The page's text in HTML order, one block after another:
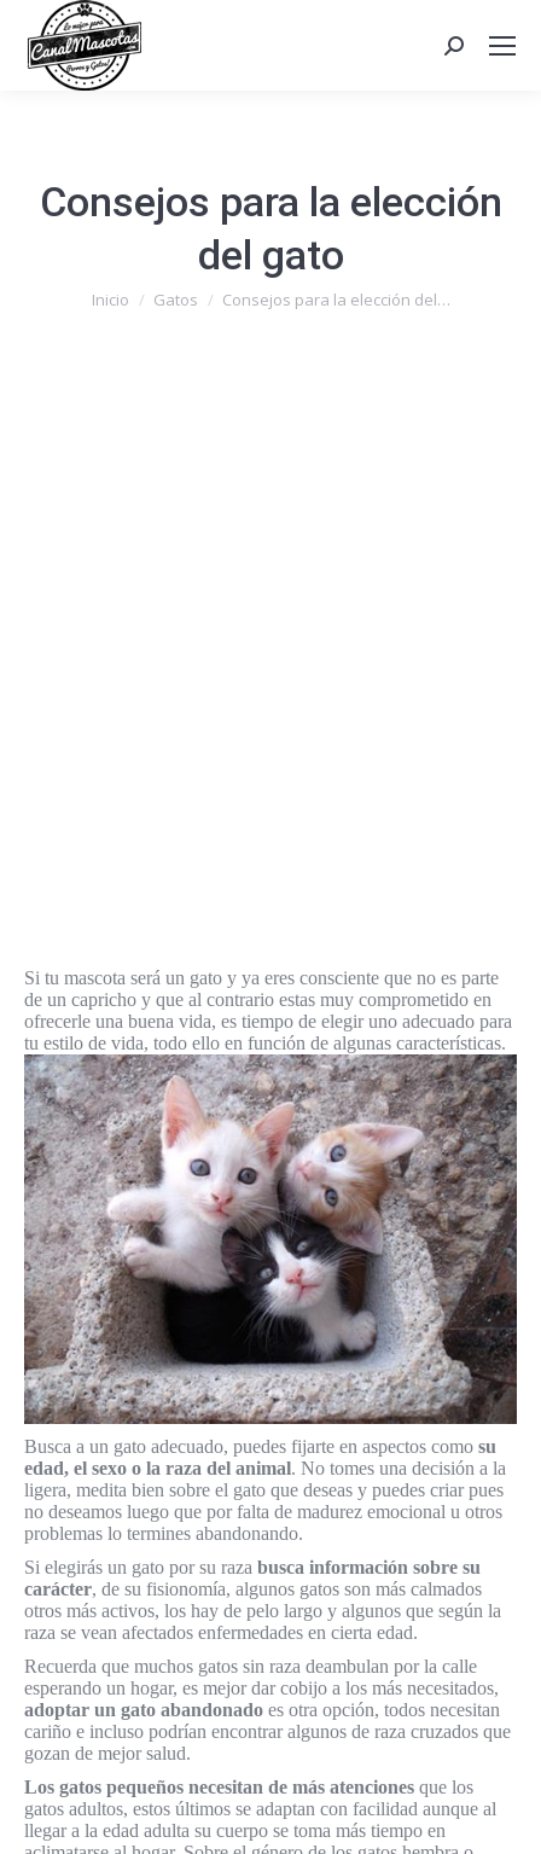
Search:
Consejos para la elección
del gato
Estás aquí:
Inicio Gatos Consejos para la elección del…
Si tu mascota será un gato y ya eres consciente que no es parte
de un capricho y que al contrario estas muy comprometido en
ofrecerle una buena vida, es tiempo de elegir uno adecuado para
tu estilo de vida, todo ello en función de algunas características.
Busca a un gato adecuado, puedes fijarte en aspectos como su
edad, el sexo o la raza del animal. No tomes una decisión a la
ligera, medita bien sobre el gato que deseas y puedes criar pues
no deseamos luego que por falta de madurez emocional u otros
problemas lo termines abandonando.
Si elegirás un gato por su raza busca información sobre su
carácter, de su fisionomía, algunos gatos son más calmados
otros más activos, los hay de pelo largo y algunos que según la
raza se vean afectados enfermedades en cierta edad.
Recuerda que muchos gatos sin raza deambulan por la calle
esperando un hogar, es mejor dar cobijo a los más necesitados,
adoptar un gato abandonado es otra opción, todos necesitan
cariño e incluso podrían encontrar algunos de raza cruzados que
gozan de mejor salud.
Los gatos pequeños necesitan de más atenciones que los
gatos adultos, estos últimos se adaptan con facilidad aunque al
llegar a la edad adulta su cuerpo se toma más tiempo en